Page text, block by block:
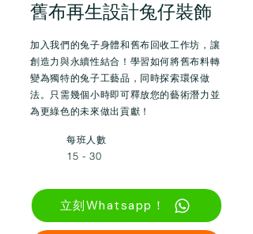
舊布再生設計兔仔裝飾
加入我們的兔子身體和舊布回收工作坊，讓
創造力與永續性結合！學習如何將舊布料轉
變為獨特的兔子工藝品，同時探索環保做
法。只需幾個小時即可釋放您的藝術潛力並
為更綠色的未來做出貢獻！
每班人數
15 - 30
立刻Whatsapp！